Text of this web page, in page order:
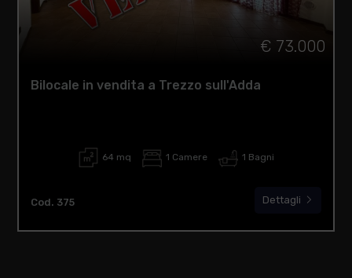
€ 73.000
Bilocale in vendita a Trezzo sull'Adda
64 mq 1 Camere 1 Bagni
Cod. 375 Dettagli